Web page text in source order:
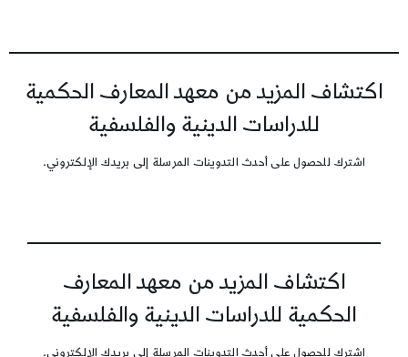
اكتشاف المزيد من معهد المعارف الحكمية
للدراسات الدينية والفلسفية
اشترك للحصول على أحدث التدوينات المرسلة إلى بريدك الإلكتروني.
اكتشاف المزيد من معهد المعارف
الحكمية للدراسات الدينية والفلسفية
اشترك للحصول على أحدث التدوينات المرسلة إلى بريدك الإلكتروني.